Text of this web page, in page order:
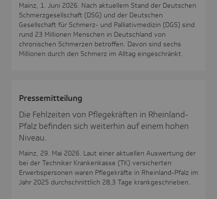
Mainz, 1. Juni 2026. Nach aktuellem Stand der Deutschen
Schmerzgesellschaft (DSG) und der Deutschen
Gesellschaft für Schmerz- und Palliativmedizin (DGS) sind
rund 23 Millionen Menschen in Deutschland von
chronischen Schmerzen betroffen. Davon sind sechs
Millionen durch den Schmerz im Alltag eingeschränkt.
Pres­se­mit­tei­lung
Die Fehlzeiten von Pflegekräften in Rheinland-
Pfalz befinden sich weiterhin auf einem hohen
Niveau.
Mainz, 29. Mai 2026. Laut einer aktuellen Auswertung der
bei der Techniker Krankenkasse (TK) versicherten
Erwerbspersonen waren Pflegekräfte in Rheinland-Pfalz im
Jahr 2025 durchschnittlich 28,3 Tage krankgeschrieben.